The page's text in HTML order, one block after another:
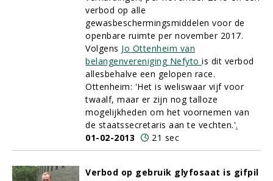
verbod op alle
gewasbeschermingsmiddelen voor de
openbare ruimte per november 2017.
Volgens Jo Ottenheim van
belangenvereniging Nefyto is dit verbod
allesbehalve een gelopen race.
Ottenheim: 'Het is weliswaar vijf voor
twaalf, maar er zijn nog talloze
mogelijkheden om het voornemen van
de staatssecretaris aan te vechten.'.
01-02-2013
21 sec
Verbod op gebruik glyfosaat is gifpil